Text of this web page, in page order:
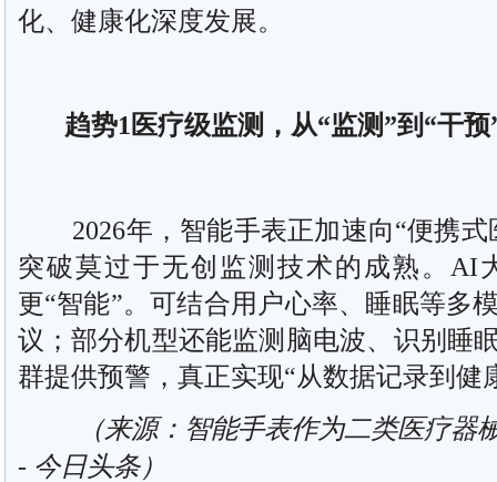
化、健康化深度发展。
趋势1医疗级监测，从“监测”到“干预
2026年，智能手表正加速向“便携式
突破莫过于无创监测技术的成熟。AI
更“智能”。可结合用户心率、睡眠等多
议；部分机型还能监测脑电波、识别睡
群提供预警，真正实现“从数据记录到健
（来源：智能手表作为二类医疗器
- 今日头条）